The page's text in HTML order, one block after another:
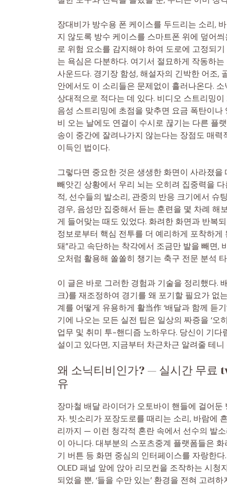
장대비가 방수용 폰 케이스를 두드리는 소리,
지 않도록 방수 케이스를 스마트폰 위에 덮어
로 위험 요소를 감지해야 하여 도로에 고정되
는 욕심은 다분하다. 여기서 절묘하게 작동하
사운드다. 경기장 함성, 해설자의 긴박한 어조,
안에서도 이 소리들은 문제없이 흘러나온다.
상대적으로 적다는 데 있다. 비디오 스트리밍
음성 스트리밍에 초점을 맞추면 요금 폭탄이
비 오는 날에도 연결이 수시로 끊기는 다른 플
송이 중간에 잘려나가지 않는다는 장점도 매
이득인 법이다.
그렇다면 중요한 것은 생생한 화면이 사라졌
빼앗긴 상황에서 우리 뇌는 오히려 집중력을
적, 선수들의 발소리, 관중의 반응 크기에서 슈
경우, 음성만 집중해서 듣는 훈련을 몇 차례 해
게 들어맞는 때도 있었다. 화려한 화면과 반복
정보로부터 핵심 전투를 더 예리하게 포착하
돼”라고 속단하는 착각에서 조금만 발을 빼면,
오처럼 활용해 쏠쏠히 챙기는 축구 전문 분석
이 글은 바로 그러한 경험과 기술을 정리했다.
크)를 재조정하여 경기를 왜 포기할 필요가 없
계를 어떻게 유용하게 활当作 ‘배달과 함께 듣
기에 나오는 모든 실전 팁은 일상의 짜증을 ‘오
업무 및 취미 투-핸디즘 노하우다. 당신이 기
설이고 있다면, 지금부터 차근차근 알려줄 테
왜 소닉티비인가? — 실시간 무료
유
장마철 배달 라이더가 오토바이 핸들에 걸어
자. 빗소리가 포장도로를 때리는 소리, 바람에
리까지 — 이런 청각적 혼란 속에서 선수의 발
이 아니다. 대부분의 스포츠중계 플랫폼들은
기 버튼 등 화면 중심의 인터페이스를 자랑한
OLED 패널 앞에 앉아 리모컨을 조작하는 시청
되었을 뿐, ‘들을 수만 있는’ 환경을 전혀 고려